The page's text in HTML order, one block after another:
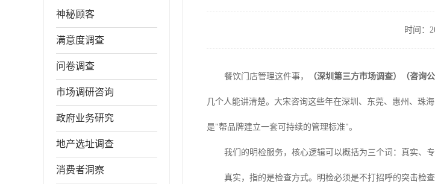
神秘顾客
满意度调查
问卷调查
市场调研咨询
政府业务研究
地产选址调查
消费者洞察
时间：
餐饮门店管理这件事， （深圳 第三方市场调查）（咨询
几个人能讲清楚。大宋咨询这些年在深圳、东莞、惠州、珠
是"帮品牌建立一套可持续的管理标准"。
我们的明检服务，核心逻辑可以概括为三个词：真实、专
真实，指的是检查方式。明检必须是不打招呼的突击检